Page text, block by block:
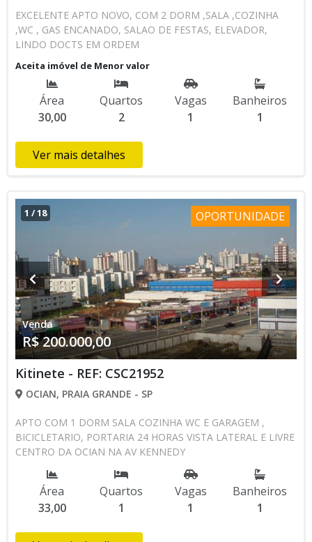
EXCELENTE APTO NOVO, COM 2 DORM ,SALA ,COZINHA
,WC , GAS ENCANADO, SALAO DE FESTAS, ELEVADOR,
LINDO DOCTS EM ORDEM
Aceita imóvel de Menor valor
Área
30,00
Quartos
2
Vagas
1
Banheiros
1
Ver mais detalhes
1 /18 OPORTUNIDADE
Venda
R$ 200.000,00
Kitinete - REF: CSC21952
OCIAN, PRAIA GRANDE - SP
APTO COM 1 DORM SALA COZINHA WC E GARAGEM ,
BICICLETARIO, PORTARIA 24 HORAS VISTA LATERAL E LIVRE
CENTRO DA OCIAN NA AV KENNEDY
Área
33,00
Quartos
1
Vagas
1
Banheiros
1